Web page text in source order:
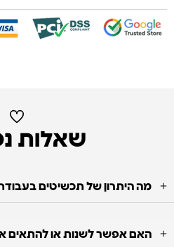
שאלות
מה היתרון של תכשיטים
האם אפשר לשנות או להתאים